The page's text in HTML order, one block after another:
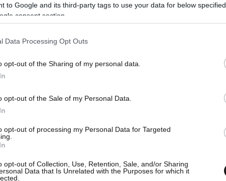
to Google and its third-party tags to use your data for below
consent section.
Data Processing Opt Outs
opt-out of the Sharing of my personal data.
opt-out of the Sale of my Personal Data.
opt-out of processing my Personal Data for Targeted
opt-out of Collection, Use, Retention, Sale, and/or Sharing
Data that Is Unrelated with the Purposes for which it
δεύτερο γκολ αλλά ο Αμπουνάντα είπε «όχι»
με την ομάδα του Γιακίν να ελέγχει πλήρως
να προσπαθούν να γίνουν απειλητικοί στα
ο Κόμπελ όμως στο 43′ αντέδρασε